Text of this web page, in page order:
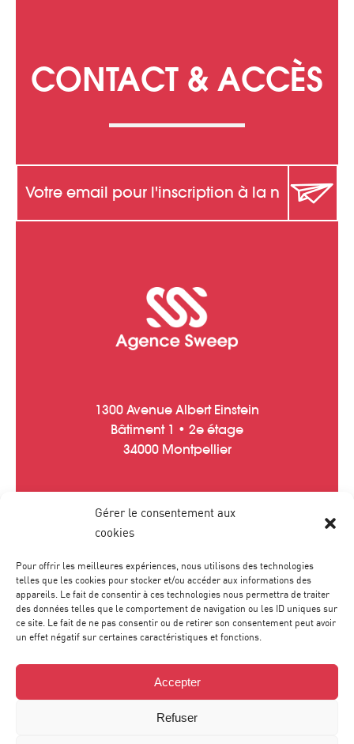
Gérer le consentement aux
cookies
Pour offrir les meilleures expériences, nous utilisons des technologies
telles que les cookies pour stocker et/ou accéder aux informations des
appareils. Le fait de consentir à ces technologies nous permettra de traiter
des données telles que le comportement de navigation ou les ID uniques sur
ce site. Le fait de ne pas consentir ou de retirer son consentement peut avoir
un effet négatif sur certaines caractéristiques et fonctions.
Accepter
Refuser
CONTACT & ACCÈS
1300 Avenue Albert Einstein
Bâtiment 1 • 2e étage
34000 Montpellier
Tél :